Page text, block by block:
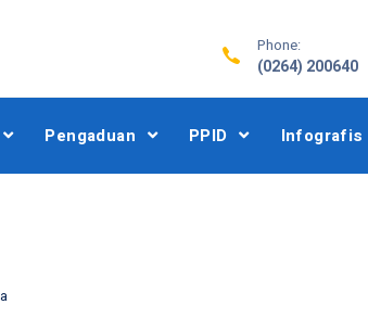
Phone:
(0264) 200640
Pengaduan PPID Infografis